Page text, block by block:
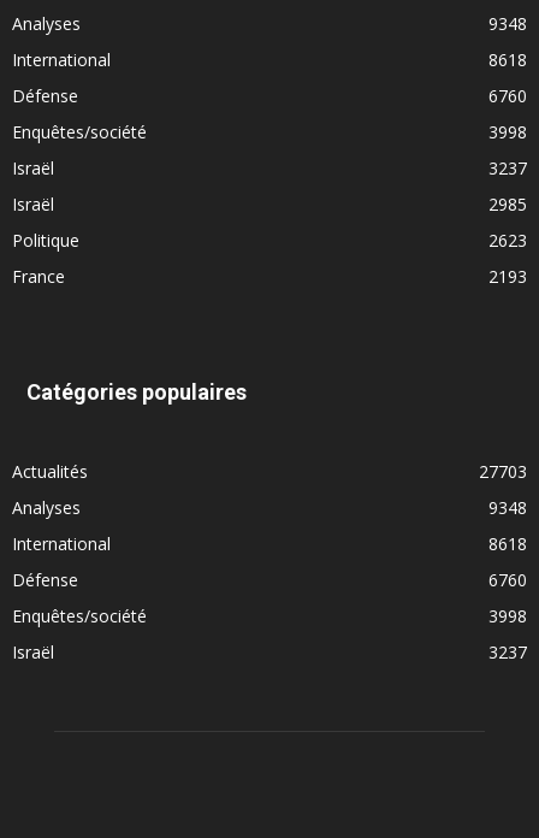
Analyses
9348
International
8618
Défense
6760
Enquêtes/société
3998
Israël
3237
Israël
2985
Politique
2623
France
2193
Catégories populaires
Actualités
27703
Analyses
9348
International
8618
Défense
6760
Enquêtes/société
3998
Israël
3237